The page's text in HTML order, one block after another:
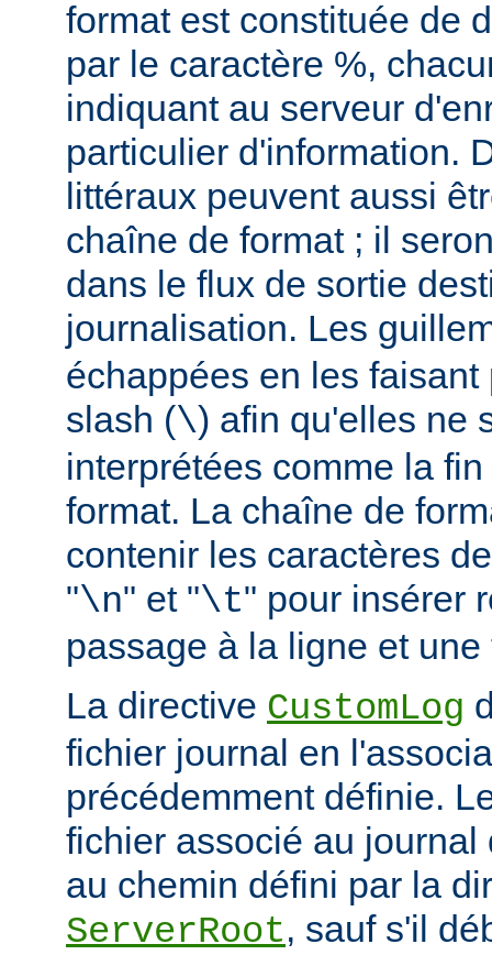
format est constituée de
par le caractère %,
indiquant au serveur
particulier d'information.
littéraux peuvent aussi
chaîne de format ; il
dans le flux de sortie
journalisation. Les
échappées en les
slash (\) afin qu'elles ne
interprétées comme la
format. La chaîne de
contenir les caractères
"\n" et "\t" pour insérer
passage à la ligne et
La directive CustomLog
fichier journal en
précédemment définie.
fichier associé au journal
au chemin défini par la
ServerRoot, sauf s'il